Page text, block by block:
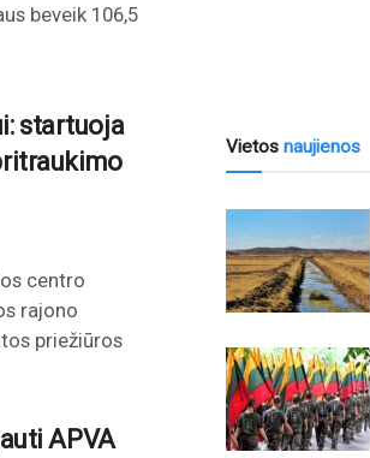
beveik 106,5
startuoja
centro
rajono
priežiūros
APVA
Vietos naujienos